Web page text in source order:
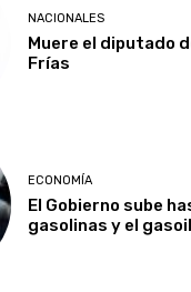
NACIONALES
Muere el diputado
Frías
ECONOMÍA
El Gobierno sube
gasolinas y el gasoil